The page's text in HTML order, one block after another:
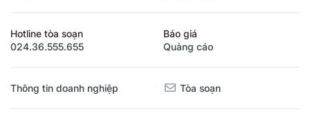
Hotline tòa soạn
024.36.555.655
Báo giá
Quảng cáo
Thông tin doanh nghiệp Tòa soạn